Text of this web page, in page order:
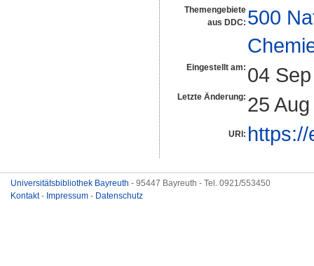
Themengebiete
aus DDC: 500
Eingestellt am: 04
Letzte Änderung: 25
URI:
Universitätsbibliothek Bayreuth - 95447 Bayreuth - Tel. 0921/553450
Kontakt- Impressum - Datenschutz